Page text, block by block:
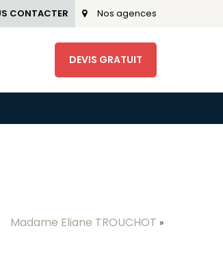
CONTACTER Nos agences
DEVIS GRATUIT
Madame Eliane TROUCHOT »